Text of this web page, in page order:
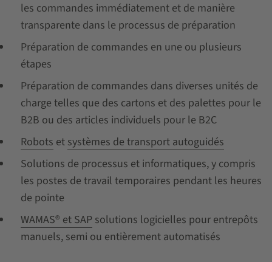
les commandes immédiatement et de manière
transparente dans le processus de préparation
Préparation de commandes en une ou plusieurs
étapes
Préparation de commandes dans diverses unités de
charge telles que des cartons et des palettes pour le
B2B ou des articles individuels pour le B2C
Robots et systèmes de transport autoguidés
Solutions de processus et informatiques, y compris
les postes de travail temporaires pendant les heures
de pointe
WAMAS® et SAPsolutions logicielles pour entrepôts
manuels, semi ou entièrement automatisés